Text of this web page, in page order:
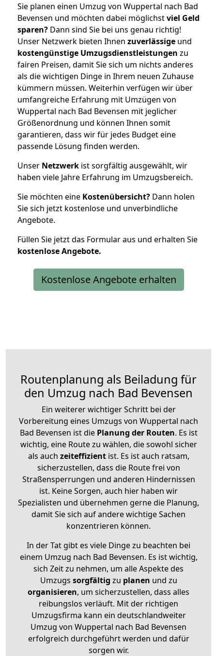
Sie planen einen Umzug von Wuppertal nach Bad
Bevensen und möchten dabei möglichstviel Geld
sparen? Dann sind Sie bei uns genau richtig!
Unser Netzwerk bieten Ihnen zuverlässige und
kostengünstige Umzugsdienstleistungen zu
fairen Preisen, damit Sie sich um nichts anderes
als die wichtigen Dinge in Ihrem neuen Zuhause
kümmern müssen. Weiterhin verfügen wir über
umfangreiche Erfahrung mit Umzügen von
Wuppertal nach Bad Bevensen mit jeglicher
Größenordnung und können Ihnen somit
garantieren, dass wir für jedes Budget eine
passende Lösung finden werden.
Unser Netzwerk ist sorgfältig ausgewählt, wir
haben viele Jahre Erfahrung im Umzugsbereich.
Sie möchten eine Kostenübersicht? Dann holen
Sie sich jetzt kostenlose und unverbindliche
Angebote.
Füllen Sie jetzt das Formular aus und erhalten Sie
kostenloseAngebote.
Kostenlose Angebote erhalten
Routenplanung als Beiladung für
den Umzug nach Bad Bevensen
Ein weiterer wichtiger Schritt bei der
Vorbereitung eines Umzugs von Wuppertal nach
Bad Bevensen ist diePlanung der Routen. Es ist
wichtig, eine Route zu wählen, die sowohl sicher
als auch zeiteffizientist. Es ist auch ratsam,
sicherzustellen, dass die Route frei von
Straßensperrungen und anderen Hindernissen
ist. Keine Sorgen, auch hier haben wir
Spezialisten und übernehmen gerne die Planung,
damit Sie sich auf andere wichtige Sachen
konzentrieren können.
In der Tat gibt es viele Dinge zu beachten bei
einem Umzug nach Bad Bevensen. Es ist wichtig,
sich Zeit zu nehmen, um alle Aspekte des
Umzugs sorgfältig zu planen und zu
organisieren, um sicherzustellen, dass alles
reibungslos verläuft. Mit der richtigen
Umzugsfirma kann ein deutschlandweiter
Umzug von Wuppertal nach Bad Bevensen
erfolgreich durchgeführt werden und dafür
sorgen wir.